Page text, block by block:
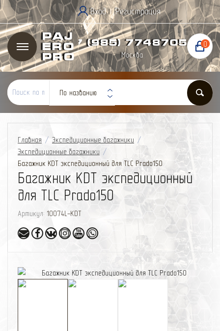
Вход | Регистрация
Paj
ero
Pro
+7 (985) 7748705
Москва
0
По названию
Главная / Экспедиционные багажники /
Экспедиционные багажники /
Багажник KDT экспедиционный для TLC Prado150
Багажник KDT экспедиционный
для TLC Prado150
Артикул: 10074L-KDT